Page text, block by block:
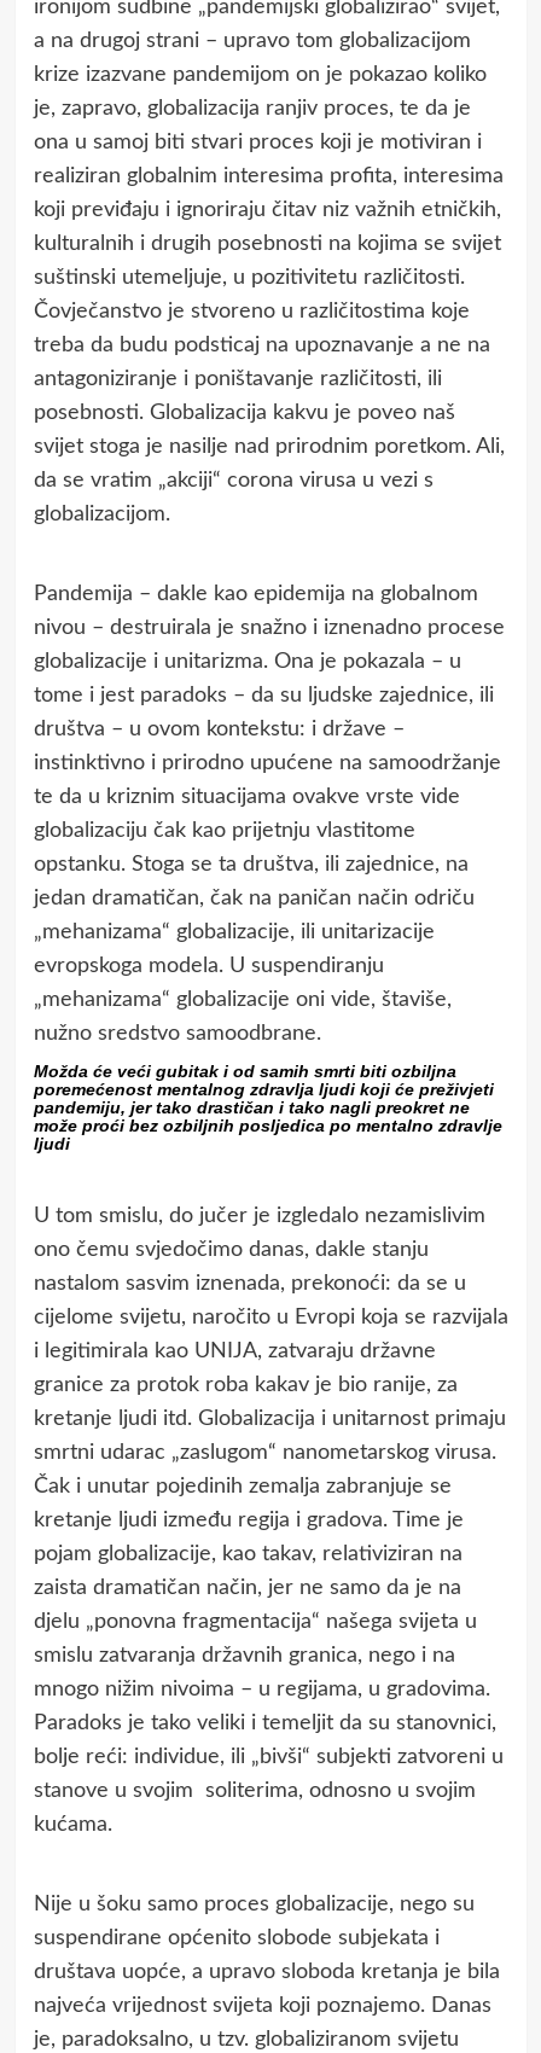
ironijom sudbine „pandemijski globalizirao“ svijet,
a na drugoj strani – upravo tom globalizacijom
krize izazvane pandemijom on je pokazao koliko
je, zapravo, globalizacija ranjiv proces, te da je
ona u samoj biti stvari proces koji je motiviran i
realiziran globalnim interesima profita, interesima
koji previđaju i ignoriraju čitav niz važnih etničkih,
kulturalnih i drugih posebnosti na kojima se svijet
suštinski utemeljuje, u pozitivitetu različitosti.
Čovječanstvo je stvoreno u različitostima koje
treba da budu podsticaj na upoznavanje a ne na
antagoniziranje i poništavanje različitosti, ili
posebnosti. Globalizacija kakvu je poveo naš
svijet stoga je nasilje nad prirodnim poretkom. Ali,
da se vratim „akciji“ corona virusa u vezi s
globalizacijom.
Pandemija – dakle kao epidemija na globalnom
nivou – destruirala je snažno i iznenadno procese
globalizacije i unitarizma. Ona je pokazala – u
tome i jest paradoks – da su ljudske zajednice, ili
društva – u ovom kontekstu: i države –
instinktivno i prirodno upućene na samoodržanje
te da u kriznim situacijama ovakve vrste vide
globalizaciju čak kao prijetnju vlastitome
opstanku. Stoga se ta društva, ili zajednice, na
jedan dramatičan, čak na paničan način odriču
„mehanizama“ globalizacije, ili unitarizacije
evropskoga modela. U suspendiranju
„mehanizama“ globalizacije oni vide, štaviše,
nužno sredstvo samoodbrane.
Možda će veći gubitak i od samih smrti biti ozbiljna
poremećenost mentalnog zdravlja ljudi koji će preživjeti
pandemiju, jer tako drastičan i tako nagli preokret ne
može proći bez ozbiljnih posljedica po mentalno zdravlje
ljudi
U tom smislu, do jučer je izgledalo nezamislivim
ono čemu svjedočimo danas, dakle stanju
nastalom sasvim iznenada, prekonoći: da se u
cijelome svijetu, naročito u Evropi koja se razvijala
i legitimirala kao UNIJA, zatvaraju državne
granice za protok roba kakav je bio ranije, za
kretanje ljudi itd. Globalizacija i unitarnost primaju
smrtni udarac „zaslugom“ nanometarskog virusa.
Čak i unutar pojedinih zemalja zabranjuje se
kretanje ljudi između regija i gradova. Time je
pojam globalizacije, kao takav, relativiziran na
zaista dramatičan način, jer ne samo da je na
djelu „ponovna fragmentacija“ našega svijeta u
smislu zatvaranja državnih granica, nego i na
mnogo nižim nivoima – u regijama, u gradovima.
Paradoks je tako veliki i temeljit da su stanovnici,
bolje reći: individue, ili „bivši“ subjekti zatvoreni u
stanove u svojim soliterima, odnosno u svojim
kućama.
Nije u šoku samo proces globalizacije, nego su
suspendirane općenito slobode subjekata i
društava uopće, a upravo sloboda kretanja je bila
najveća vrijednost svijeta koji poznajemo. Danas
je, paradoksalno, u tzv. globaliziranom svijetu